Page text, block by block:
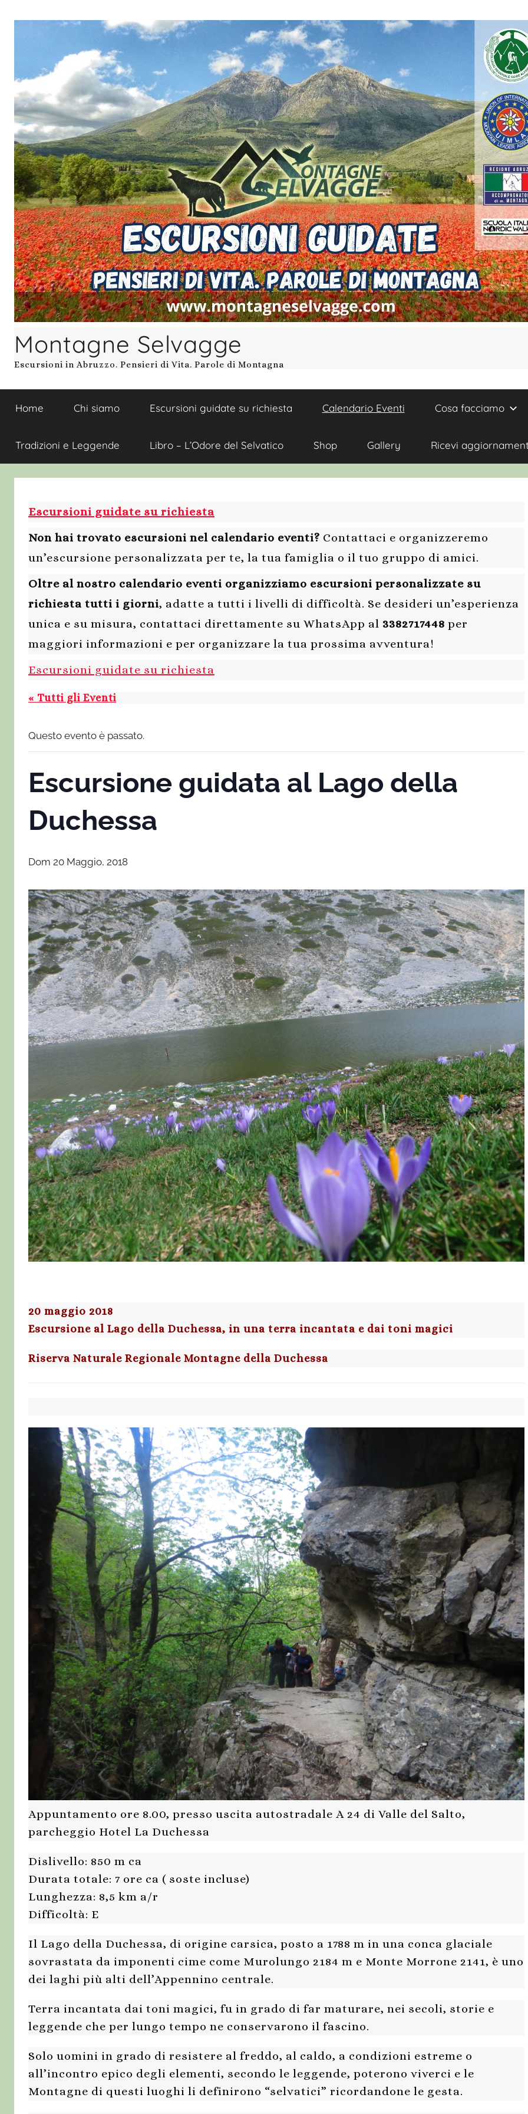
Montagne Selvagge
Escursioni in Abruzzo. Pensieri di Vita. Parole di Montagna
Home Chi siamo Escursioni guidate su richiesta Calendario Eventi Cosa facciamo
Tradizioni e Leggende Libro – L’Odore del Selvatico Shop Gallery Ricevi
Escursioni guidate su richiesta
Non hai trovato escursioni nel calendario eventi? Contattaci e organizzeremo
un’escursione personalizzata per te, la tua famiglia o il tuo gruppo di amici.
Oltre al nostro calendario eventi organizziamo escursioni personalizzate su
richiesta tutti i giorni, adatte a tutti i livelli di difficoltà. Se desideri un’esperienza
unica e su misura, contattaci direttamente su WhatsApp al 3382717448 per
maggiori informazioni e per organizzare la tua prossima avventura!
Escursioni guidate su richiesta
« Tutti gli Eventi
Questo evento è passato.
Escursione guidata al Lago della
Duchessa
Dom 20 Maggio, 2018
20 maggio 2018
Escursione al Lago della Duchessa, in una terra incantata e dai toni magici
Riserva Naturale Regionale Montagne della Duchessa
Appuntamento ore 8.00, presso uscita autostradale A 24 di Valle del Salto,
parcheggio Hotel La Duchessa
Dislivello: 850 m ca
Durata totale: 7 ore ca ( soste incluse)
Lunghezza: 8,5 km a/r
Difficoltà: E
Il Lago della Duchessa, di origine carsica, posto a 1788 m in una conca glaciale
sovrastata da imponenti cime come Murolungo 2184 m e Monte Morrone 2141, è uno
dei laghi più alti dell’Appennino centrale.
Terra incantata dai toni magici, fu in grado di far maturare, nei secoli, storie e
leggende che per lungo tempo ne conservarono il fascino.
Solo uomini in grado di resistere al freddo, al caldo, a condizioni estreme o
all’incontro epico degli elementi, secondo le leggende, poterono viverci e le
Montagne di questi luoghi li definirono “selvatici” ricordandone le gesta.